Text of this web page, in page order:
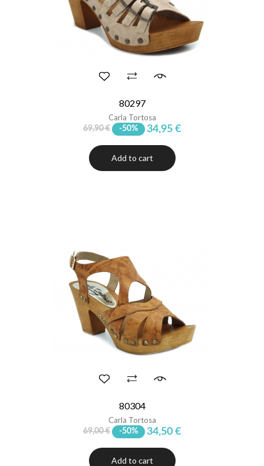
80297
Carla Tortosa
69,90 € -50% 34,95 €
Add to cart
80304
Carla Tortosa
69,00 € -50% 34,50 €
Add to cart